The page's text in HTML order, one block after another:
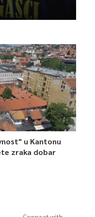
u Kantonu
zraka dobar